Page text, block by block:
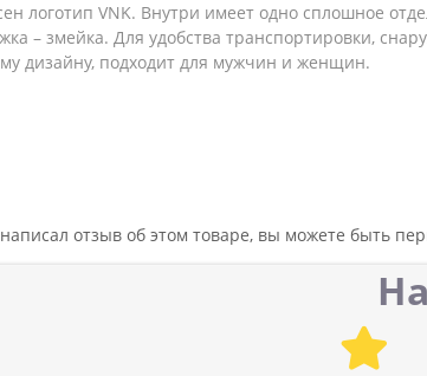
логотип VNK. Внутри имеет одно сплошное
– змейка. Для удобства транспортировки,
дизайну, подходит для мужчин и женщин.
отзыв об этом товаре, вы можете быть